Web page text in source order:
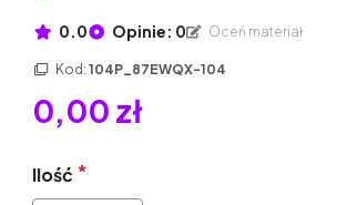
0.0 Opinie: 0 Oceń materiał
Kod: 104P_87EWQX-104
0,00 zł
Ilość